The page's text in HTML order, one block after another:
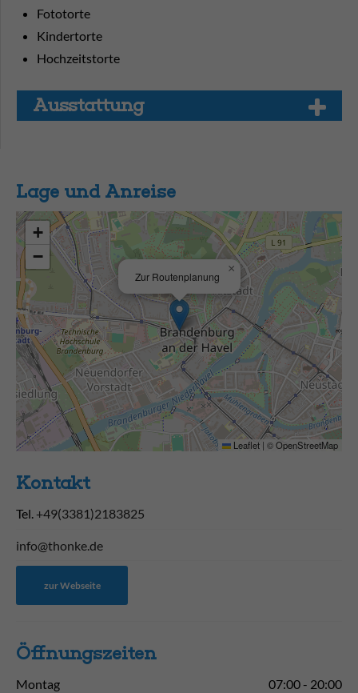
Fototorte
Kindertorte
Hochzeitstorte
Aus­stat­tung
Lage und Anreise
Zur Routenplanung
×
+
−
Leaflet | ©OpenStreetMap
Kontakt
Tel. +49(3381)2183825
info@thonke.de
zur Webseite
Öffnungs­zeiten
Montag 07:00 - 20:00